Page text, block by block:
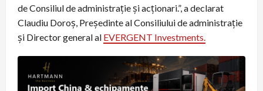
de Consiliul de administrație și acționari.”, a declarat
Claudiu Doroș, Președinte al Consiliului de administrație
și Director general al EVERGENT Investments.